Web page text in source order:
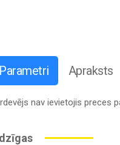
Parametri Apraksts
nav ievietojis preces